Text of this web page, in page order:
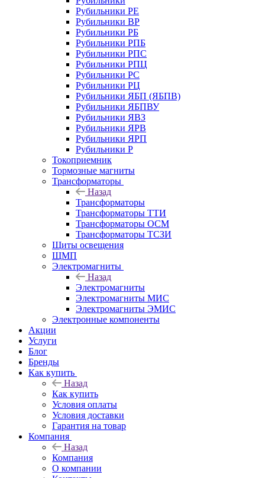
Рубильники РЕ
Рубильники ВР
Рубильники РБ
Рубильники РПБ
Рубильники РПС
Рубильники РПЦ
Рубильники РС
Рубильники РЦ
Рубильники ЯБП (ЯБПВ)
Рубильники ЯБПВУ
Рубильники ЯВЗ
Рубильники ЯРВ
Рубильники ЯРП
Рубильники Р
Токоприемник
Тормозные магниты
Трансформаторы
Назад
Трансформаторы
Трансформаторы ТТИ
Трансформаторы ОСМ
Трансформаторы ТСЗИ
Щиты освещения
ЩМП
Электромагниты
Назад
Электромагниты
Электромагниты МИС
Электромагниты ЭМИС
Электронные компоненты
Акции
Услуги
Блог
Бренды
Как купить
Назад
Как купить
Условия оплаты
Условия доставки
Гарантия на товар
Компания
Назад
Компания
О компании